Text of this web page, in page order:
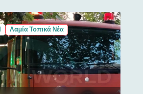
Λαμία Τοπικά Νέα